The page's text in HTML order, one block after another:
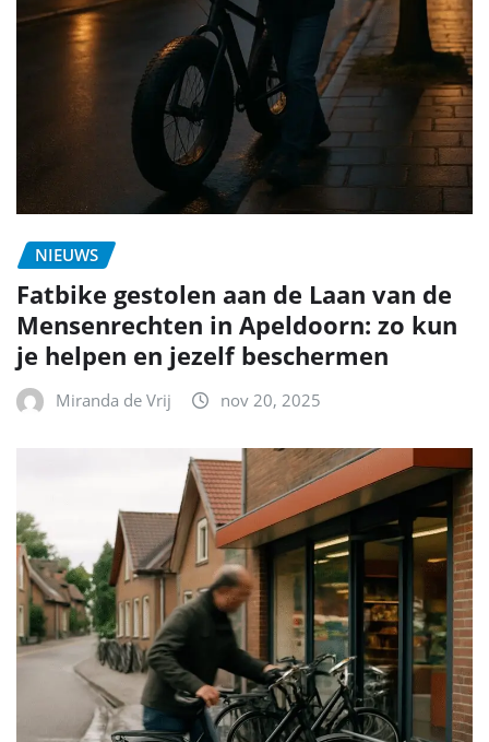
NIEUWS
Fatbike gestolen aan de Laan van de
Mensenrechten in Apeldoorn: zo kun
je helpen en jezelf beschermen
Miranda de Vrij nov 20, 2025